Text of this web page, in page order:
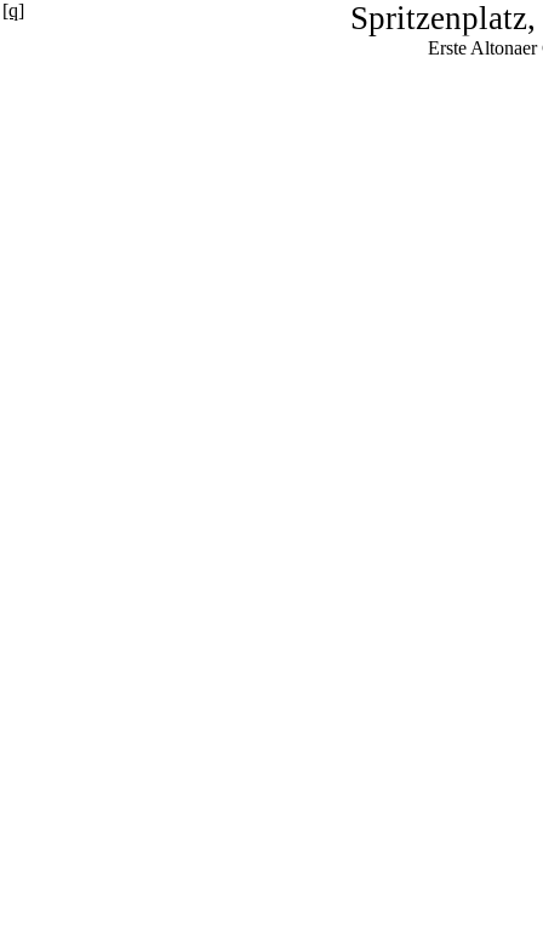
Erste Altonaer
[q]